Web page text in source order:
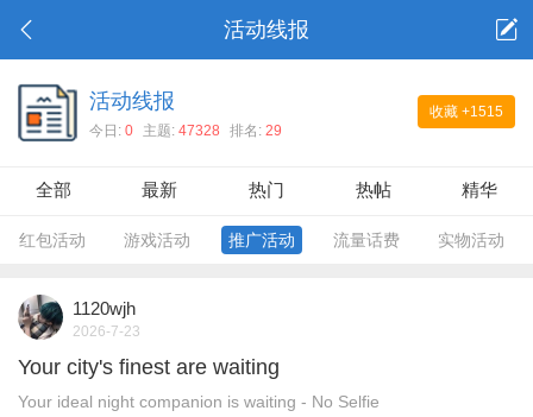
活动线报
收藏 +1515
活动线报
今日: 0 主题: 47328 排名: 29
全部 最新 热门 热帖 精华
红包活动 游戏活动 推广活动 流量话费 实物活动
1120wjh
2026-7-23
Your city's finest are waiting
Your ideal night companion is waiting - No Selfie